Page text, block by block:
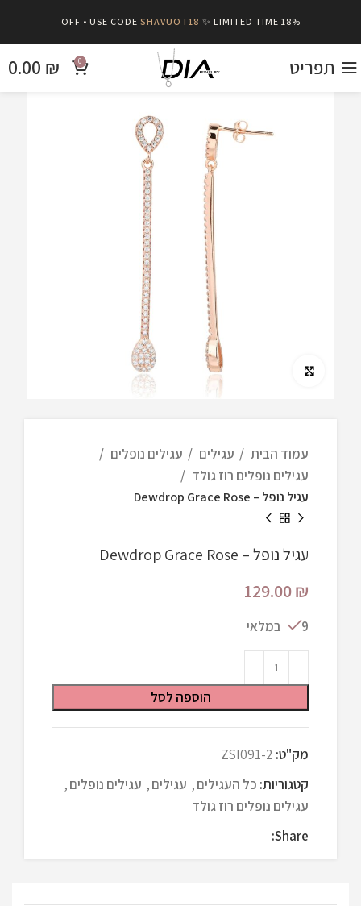
18% OFF • USE CODE
SHAVUOT18 ✨ LIMITED TIME
תפריט 0
0.00 ₪
Click to enlarge
עמוד הבית עגילים
עגילים נופלים
עגילים נופלים רוז גולד
עגיל נופל – Dewdrop Grace Rose
עגיל נופל – Dewdrop Grace Rose
129.00₪
9 במלאי
הוספה לסל
מק"ט: ZSI091-2
קטגוריות: כל העגילים, עגילים, עגילים נופלים,
עגילים נופלים רוז גולד
Share: